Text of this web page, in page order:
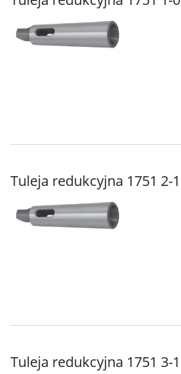
Tuleja redukcyjna 1751 2-1
Tuleja redukcyjna 1751 3-1